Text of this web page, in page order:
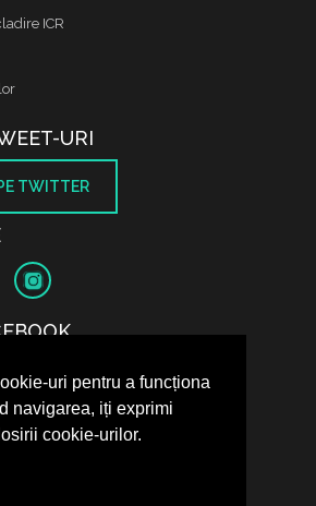
uri pentru a funcționa
navigarea, iți exprimi
cookie-urilor.
ICR
URI
TWITTER